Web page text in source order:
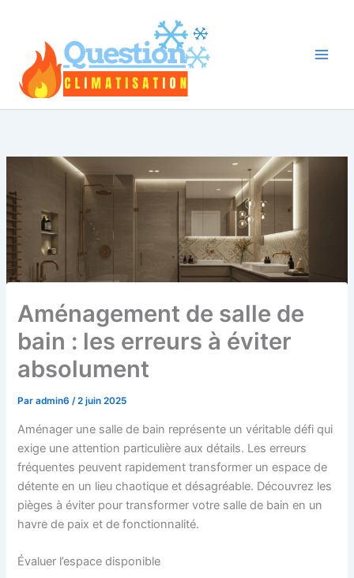
Aménagement de salle de
bain : les erreurs à éviter
absolument
Paradmin6/2 juin 2025
Aménager une salle de bain représente un véritable défi qui
exige une attention particulière aux détails. Les erreurs
fréquentes peuvent rapidement transformer un espace de
détente en un lieu chaotique et désagréable. Découvrez les
pièges à éviter pour transformer votre salle de bain en un
havre de paix et de fonctionnalité.
Évaluer l’espace disponible